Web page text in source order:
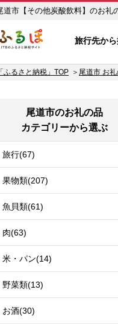
旅行先か
「ふるさと納税」TOP 尾道市 お
尾道市のお礼の品
カテゴリーから選ぶ
旅行(67)
果物類(207)
魚貝類(61)
肉(63)
米・パン(14)
野菜類(13)
お酒(30)